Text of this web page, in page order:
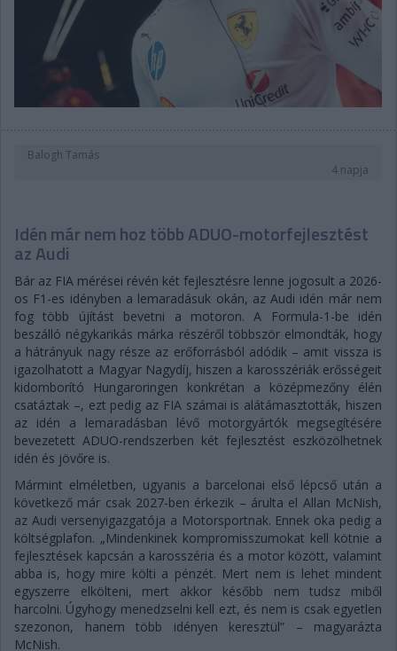
Balogh Tamás
4 napja
Idén már nem hoz több ADUO-motorfejlesztést
az Audi
Bár az FIA mérései révén két fejlesztésre lenne jogosult a 2026-
os F1-es idényben a lemaradásuk okán, az Audi idén már nem
fog több újítást bevetni a motoron. A Formula-1-be idén
beszálló négykarikás márka részéről többször elmondták, hogy
a hátrányuk nagy része az erőforrásból adódik – amit vissza is
igazolhatott a Magyar Nagydíj, hiszen a karosszériák erősségeit
kidomborító Hungaroringen konkrétan a középmezőny élén
csatáztak –, ezt pedig az FIA számai is alátámasztották, hiszen
az idén a lemaradásban lévő motorgyártók megsegítésére
bevezetett ADUO-rendszerben két fejlesztést eszközölhetnek
idén és jövőre is.
Mármint elméletben, ugyanis a barcelonai első lépcső után a
következő már csak 2027-ben érkezik – árulta el Allan McNish,
az Audi versenyigazgatója a Motorsportnak. Ennek oka pedig a
költségplafon. „Mindenkinek kompromisszumokat kell kötnie a
fejlesztések kapcsán a karosszéria és a motor között, valamint
abba is, hogy mire költi a pénzét. Mert nem is lehet mindent
egyszerre elkölteni, mert akkor később nem tudsz miből
harcolni. Úgyhogy menedzselni kell ezt, és nem is csak egyetlen
szezonon, hanem több idényen keresztül” – magyarázta
McNish.